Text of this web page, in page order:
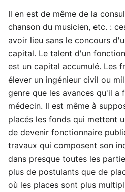
Il en est de même de la
chanson du musicien, etc. :
avoir lieu sans le concours
capital. Le talent d'un
est un capital accumulé. Les
élever un ingénieur civil ou
genre que les avances qu'il a
médecin. Il est même à
placés les fonds qui mettent
de devenir fonctionnaire
travaux qui composent son
dans presque toutes les
plus de postulants que de
où les places sont plus